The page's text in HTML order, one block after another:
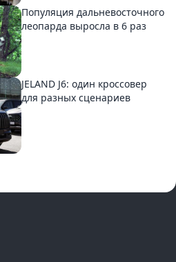
Популяция дальневосточного
леопарда выросла в 6 раз
JELAND J6: один кроссовер
для разных сценариев